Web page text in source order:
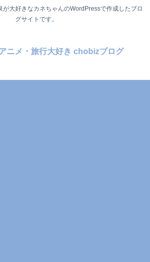
が大好きなカネちゃんのWordPressで作成したブロ
グサイトです。
ニメ・旅行大好き chobizブログ